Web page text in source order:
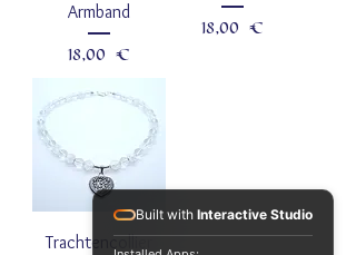
Armband
Prezzo
18,00 €
Prezzo
18,00 €
Trachtencollier
Built with Interactive Studio